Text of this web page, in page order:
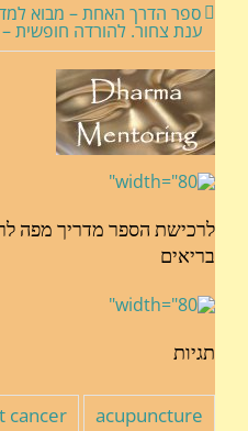
ספר הדרך האחת – מבוא
ענת צחור. להורדה חופשית – The Only Way.
לרכישת הספר מדריך מפה
בריאים
תגיות
acupuncture
cancer